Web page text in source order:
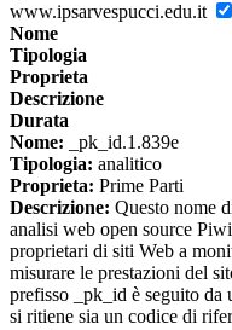
www.ipsarvespucci.edu.it
Nome
Tipologia
Proprieta
Descrizione
Durata
Nome: _pk_id.1.839e
Tipologia: analitico
Proprieta: Prime Parti
Descrizione: Questo nome
analisi web open source
proprietari di siti Web a
misurare le prestazioni del
prefisso _pk_id è seguito da
si ritiene sia un codice di